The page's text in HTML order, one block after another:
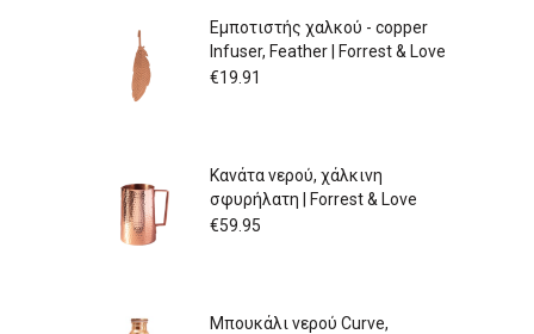
Εμποτιστής χαλκού - copper
Infuser, Feather | Forrest & Love
€19.91
Κανάτα νερού, χάλκινη
σφυρήλατη | Forrest & Love
€59.95
Μπουκάλι νερού Curve,